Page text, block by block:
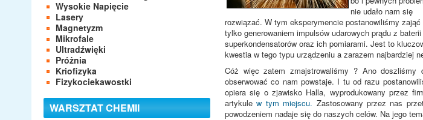
Wysokie Napięcie
Lasery
Magnetyzm
Mikrofale
Ultradźwięki
Próżnia
Kriofizyka
Fizykociekawostki
WARSZTAT CHEMII
nie udało nam się
rozwiązać. W tym eksperymencie postanowiliśmy zająć
tylko generowaniem impulsów udarowych prądu z baterii
superkondensatorów oraz ich pomiarami. Jest to
kwestia w tego typu urządzeniu a zarazem najbardziej
Cóż więc zatem zmajstrowaliśmy ? Ano
obserwować co nam powstaje. I tu od razu
opiera się o zjawisko Halla, wyprodukowany przez
artykulew tym miejscu. Zastosowany przez nas
powodzeniem nadaje się do naszych celów. Na jego